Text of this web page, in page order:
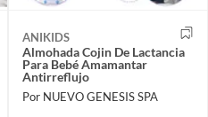
ANIKIDS
Almohada Cojin De Lactancia
Para Bebé Amamantar
Antirreflujo
Por NUEVO GENESIS SPA